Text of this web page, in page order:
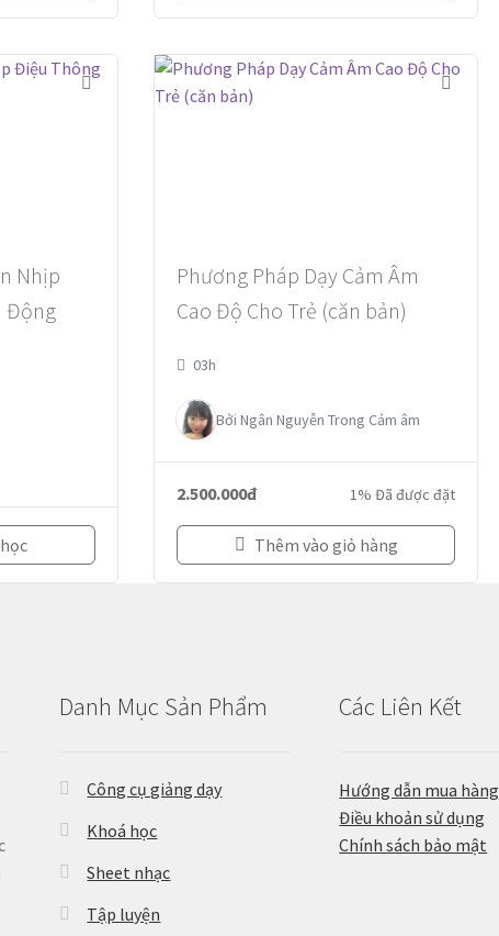
Nhịp
Động
Phương Pháp Dạy Cảm Âm
Cao Độ Cho Trẻ (căn bản)
03h
BởiNgân Nguyễn Trong Cảm âm
2.500.000đ 1% Đã được đặt
Thêm vào giỏ hàng
Danh Mục Sản Phẩm
Công cụ giảng dạy
Khoá học
Sheet nhạc
Tập luyện
Các Liên Kết
Hướng dẫn mua hàng
Điều khoản sử dụng
Chính sách bảo mật